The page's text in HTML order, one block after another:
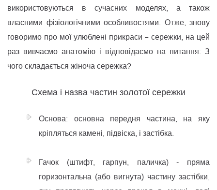
використовуються в сучасних моделях, а також
власними фізіологічними особливостями. Отже, знову
говоримо про мої улюблені прикраси − сережки, на цей
раз вивчаємо анатомію і відповідаємо на питання: З
чого складається жіноча сережка?
Схема і назва частин золотої сережки
Основа: основна передня частина, на яку
кріпляться камені, підвіска, і застібка.
Гачок (штифт, гарпун, паличка) - пряма
горизонтальна (або вигнута) частину застібки,